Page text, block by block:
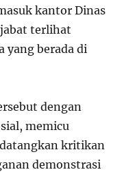
kantor Dinas
terlihat
yang berada di
dengan
memicu
kritikan
demonstrasi